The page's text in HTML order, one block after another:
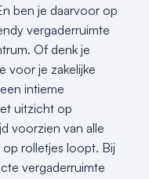
ben je daarvoor op
vergaderruimte
Of denk je
voor je zakelijke
intieme
uitzicht op
voorzien van alle
rolletjes loopt. Bij
vergaderruimte